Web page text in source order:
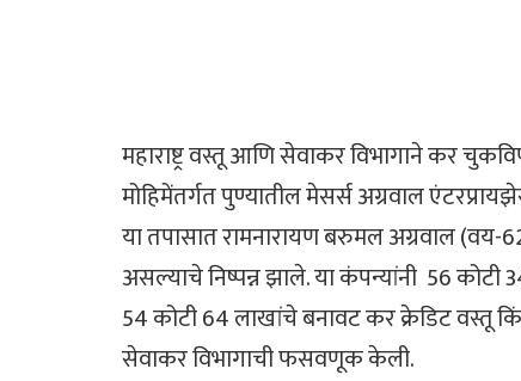
महाराष्ट्र वस्तू आणि सेवाकर विभागाने कर
मोहिमेंतर्गत पुण्यातील मेसर्स अग्रवाल
या तपासात रामनारायण बरुमल अग्रवाल
असल्याचे निष्पन्न झाले. या कंपन्यांनी 56
54 कोटी 64 लाखांचे बनावट कर क्रेडिट वस्तू
सेवाकर विभागाची फसवणूक केली.